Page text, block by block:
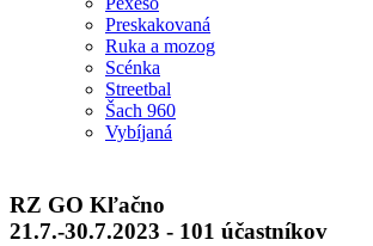
Preskakovaná
Ruka a mozog
Scénka
Streetbal
Šach 960
Vybíjaná
RZ GO Kľačno
21.7.-30.7.2023 - 101 účastníkov